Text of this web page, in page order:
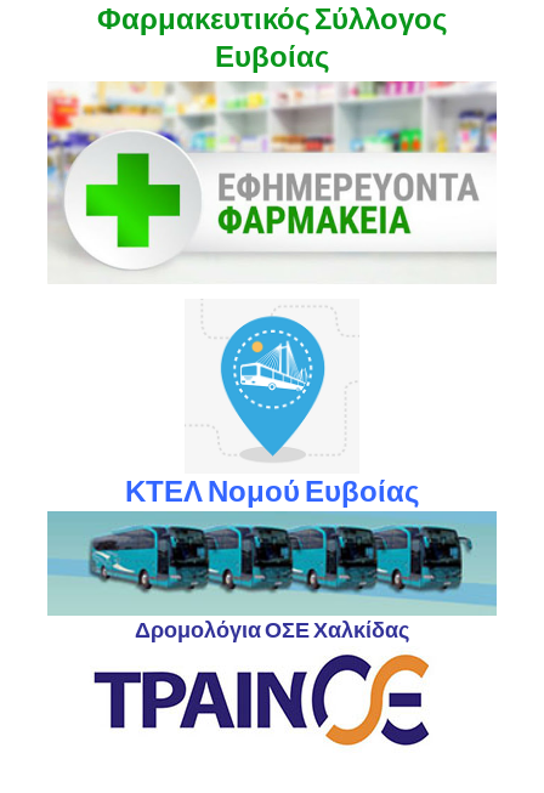
Φαρμακευτικός Σύλλογος
Ευβοίας
ΚΤΕΛ Νομού Ευβοίας
Δρομολόγια ΟΣΕ Χαλκίδας